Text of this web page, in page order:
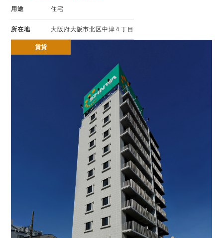
用途 住宅
所在地 大阪府大阪市北区中津４丁目
賃貸